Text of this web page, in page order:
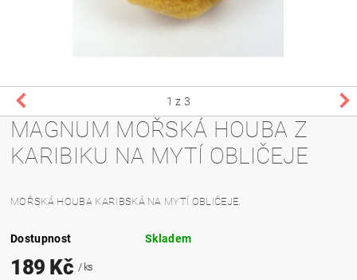
1 z 3
MAGNUM MOŘSKÁ HOUBA Z
KARIBIKU NA MYTÍ OBLIČEJE
MOŘSKÁ HOUBA KARIBSKÁ NA MYTÍ OBLIČEJE.
Dostupnost Skladem
189 Kč / ks